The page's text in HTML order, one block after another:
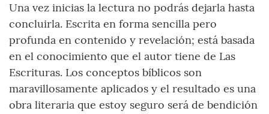
Una vez inicias la lectura no podrás dejarla hasta
concluirla. Escrita en forma sencilla pero
profunda en contenido y revelación; está basada
en el conocimiento que el autor tiene de Las
Escrituras. Los conceptos bíblicos son
maravillosamente aplicados y el resultado es una
obra literaria que estoy seguro será de bendición